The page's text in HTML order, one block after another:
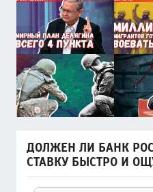
ДОЛЖЕН ЛИ БАНК
СТАВКУ БЫСТРО И